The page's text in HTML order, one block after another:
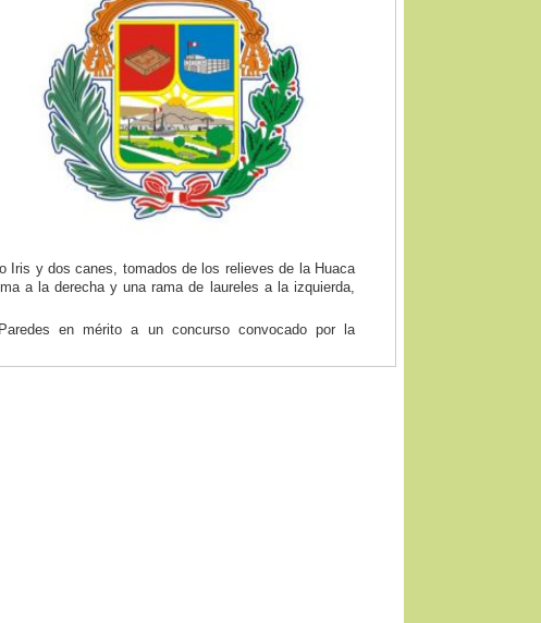
Iris y dos canes, tomados de los relieves de la Huaca
a la derecha y una rama de laureles a la izquierda,
en mérito a un concurso convocado por la